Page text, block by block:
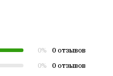
0% 0 отзывов
0% 0 отзывов